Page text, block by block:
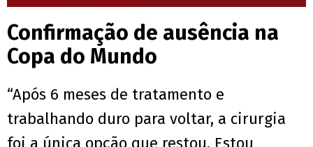
Confirmação de ausência na
Copa do Mundo
“Após 6 meses de tratamento e
trabalhando duro para voltar, a cirurgia